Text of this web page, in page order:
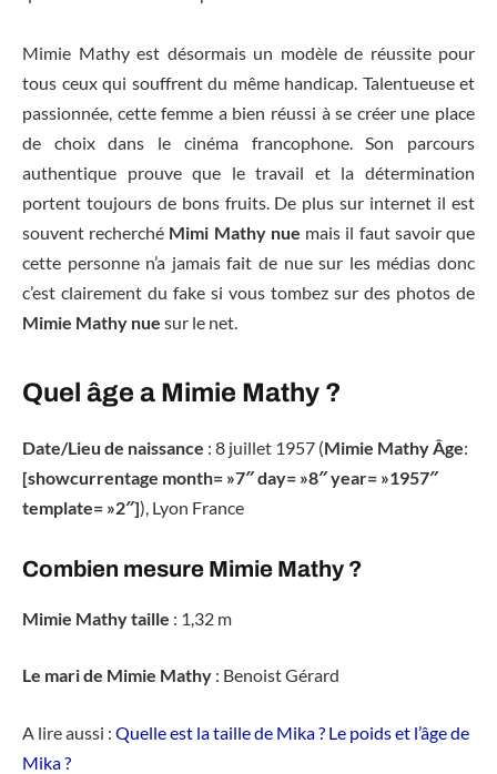
Mimie Mathy est désormais un modèle de réussite pour
tous ceux qui souffrent du même handicap. Talentueuse et
passionnée, cette femme a bien réussi à se créer une place
de choix dans le cinéma francophone. Son parcours
authentique prouve que le travail et la détermination
portent toujours de bons fruits. De plus sur internet il est
souvent recherché Mimi Mathy nue mais il faut savoir que
cette personne n’a jamais fait de nue sur les médias donc
c’est clairement du fake si vous tombez sur des photos de
Mimie Mathy nue sur le net.
Quel âge a Mimie Mathy ?
Date/Lieu de naissance : 8 juillet 1957 (Mimie Mathy Âge:
[showcurrentage month= »7″ day= »8″ year= »1957″
template= »2″]), Lyon France
Combien mesure Mimie Mathy ?
Mimie Mathy taille : 1,32 m
Le mari de Mimie Mathy : Benoist Gérard
A lire aussi : Quelle est la taille de Mika ? Le poids et l’âge de
Mika ?